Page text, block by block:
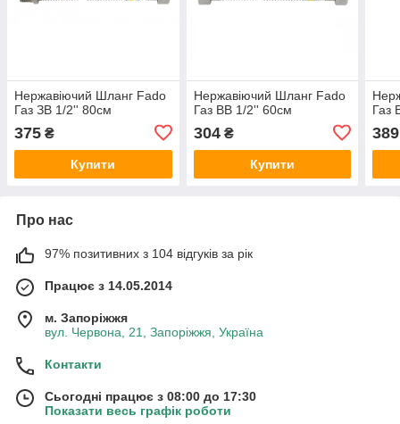
Нержавіючий Шланг Fado
Газ ЗВ 1/2'' 80см
375 ₴
Купити
Нержавіючий Шланг Fado
Газ ВВ 1/2'' 60см
304₴
Купити
Газ
389
Про нас
97% позитивних з 104 відгуків за рік
Працює з 14.05.2014
м. Запоріжжя
вул. Червона, 21, Запоріжжя, Україна
Контакти
Сьогодні працює з 08:00 до 17:30
Показати весь графік роботи